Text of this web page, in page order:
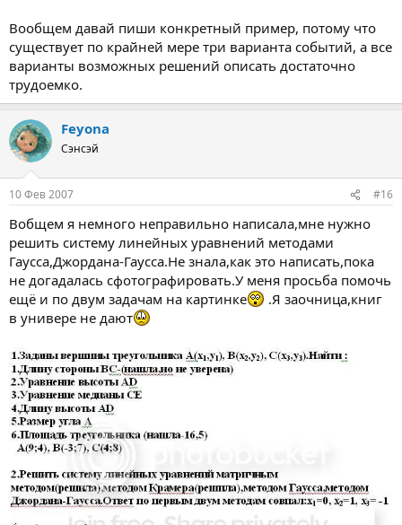
Вообщем давай пиши конкретный пример, потому что
существует по крайней мере три варианта событий, а все
варианты возможных решений описать достаточно
трудоемко.
Feyona
Сэнсэй
10 Фев 2007 #16
Вобщем я немного неправильно написала,мне нужно
решить систему линейных уравнений методами
Гаусса,Джордана-Гаусса.Не знала,как это написать,пока
не догадалась сфотографировать.У меня просьба помочь
ещё и по двум задачам на картинке
.Я заочница,книг
в универе не дают